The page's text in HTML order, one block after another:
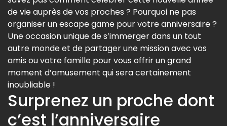
de vie auprès de vos proches ? Pourquoi ne pas
organiser un escape game pour votre anniversaire ?
Une occasion unique de s’immerger dans un tout
autre monde et de partager une mission avec vos
amis ou votre famille pour vous offrir un grand
moment d’amusement qui sera certainement
inoubliable !
Surprenez un proche dont
c’est l’anniversaire